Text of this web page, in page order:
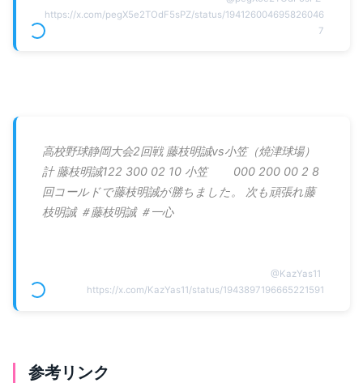
https://x.com/pegX5e2TOdF5sPZ/status/194126004695826046
7
高校野球静岡大会2回戦 藤枝明誠vs小笠（焼津球場）
計 藤枝明誠122 300 02 10 小笠 000 200 00 2 8
回コールドで藤枝明誠が勝ちました。 次も頑張れ藤
枝明誠 ＃藤枝明誠 ＃一心
@KazYas11
https://x.com/KazYas11/status/1943897196665221591
参考リンク